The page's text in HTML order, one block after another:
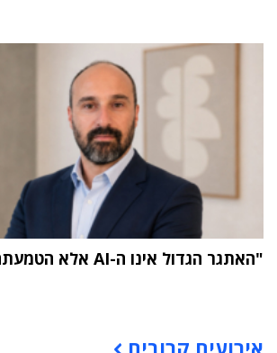
"האתגר הגדול אינו ה-AI אלא הטמעתה בארגון"
אירועים קרובים